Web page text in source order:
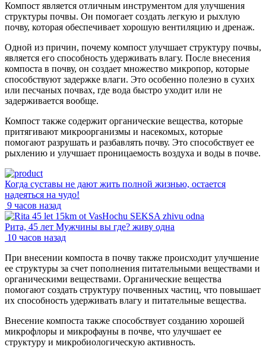
Компост является отличным инструментом для улучшения
структуры почвы. Он помогает создать легкую и рыхлую
почву, которая обеспечивает хорошую вентиляцию и дренаж.
Одной из причин, почему компост улучшает структуру почвы,
является его способность удерживать влагу. После внесения
компоста в почву, он создает множество микропор, которые
способствуют задержке влаги. Это особенно полезно в сухих
или песчаных почвах, где вода быстро уходит или не
задерживается вообще.
Компост также содержит органические вещества, которые
притягивают микроорганизмы и насекомых, которые
помогают разрушать и разбавлять почву. Это способствует ее
рыхлению и улучшает проницаемость воздуха и воды в почве.
Когда суставы не дают жить полной жизнью, остается
надеяться на чудо!
9 часов назад
Рита, 45 лет Мужчины вы где? живу одна
10 часов назад
При внесении компоста в почву также происходит улучшение
ее структуры за счет пополнения питательными веществами и
органическими веществами. Органические вещества
помогают создать структуру почвенных частиц, что повышает
их способность удерживать влагу и питательные вещества.
Внесение компоста также способствует созданию хорошей
микрофлоры и микрофауны в почве, что улучшает ее
структуру и микробиологическую активность.